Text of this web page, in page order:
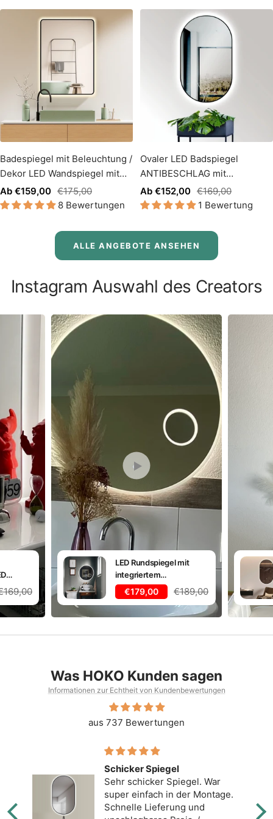
Badespiegel mit Beleuchtung /
Dekor LED Wandspiegel mit
Schwarz Metall RAHMEN
Angebotspreis
Ab €159,00 Regulärer
Preis
€175,00
8 Bewertungen
Ovaler LED Badspiegel
ANTIBESCHLAG mit
Schwarzrahmen und
Lichtwechsel
Angebotspreis
Ab €152,00 Regulärer
Preis
€169,00
1 Bewertung
ALLE ANGEBOTE ANSEHEN
Instagram Auswahl des Creators
LED Rundspiegel mit
integriertem
Kosmetikspiegel,
Lichtwechsel
Angebotspreis
€179,00
Regulärer
Preis
€189,00
Was HOKO Kunden sagen
Informationen zur Echtheit von Kundenbewertungen
aus 737 Bewertungen
Schicker Spiegel
Sehr schicker Spiegel. War
super einfach in der Montage.
Schnelle Lieferung und